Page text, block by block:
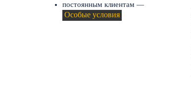
постоянным клиентам —
Особые условия